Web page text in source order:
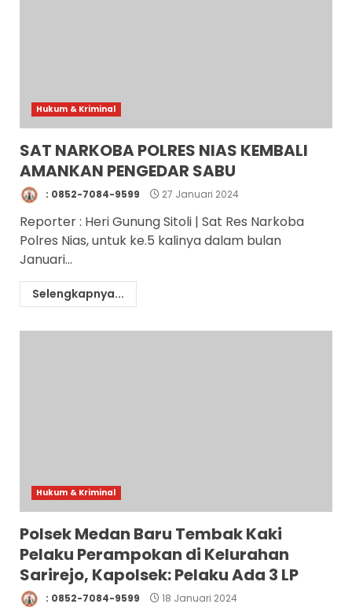
Hukum & Kriminal
SAT NARKOBA POLRES NIAS KEMBALI
AMANKAN PENGEDAR SABU
: 0852-7084-9599 27 Januari 2024
Reporter : Heri Gunung Sitoli | Sat Res Narkoba
Polres Nias, untuk ke.5 kalinya dalam bulan
Januari...
Selengkapnya...
Hukum & Kriminal
Polsek Medan Baru Tembak Kaki
Pelaku Perampokan di Kelurahan
Sarirejo, Kapolsek: Pelaku Ada 3 LP
: 0852-7084-9599 18 Januari 2024